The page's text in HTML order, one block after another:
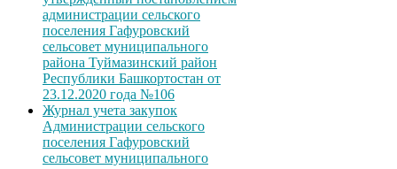
администрации сельского
поселения Гафуровский
сельсовет муниципального
района Туймазинский район
Республики Башкортостан от
23.12.2020 года №106
Журнал учета закупок
Администрации сельского
поселения Гафуровский
сельсовет муниципального